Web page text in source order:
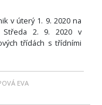
v úterý 1. 9. 2020 na
Středa 2. 9. 2020 v
třídách s třídními
EVA